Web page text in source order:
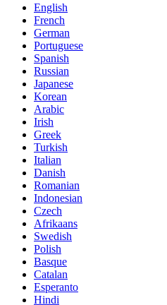
English
French
German
Portuguese
Spanish
Russian
Japanese
Korean
Arabic
Irish
Greek
Turkish
Italian
Danish
Romanian
Indonesian
Czech
Afrikaans
Swedish
Polish
Basque
Catalan
Esperanto
Hindi